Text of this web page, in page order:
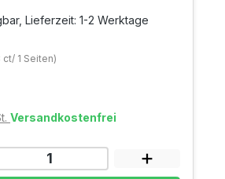
Lieferzeit: 1-2 Werktage
ct/ 1 Seiten)
Versandkostenfrei